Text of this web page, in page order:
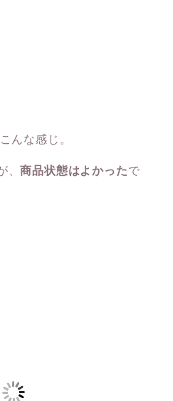
んな感じ。
、商品状態はよかったで